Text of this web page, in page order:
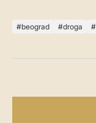
beograd droga